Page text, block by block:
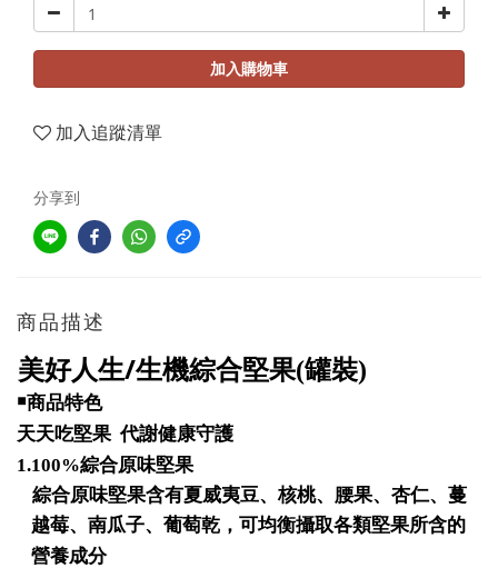
加入購物車
加入追蹤清單
分享到
商品描述
美好人生/生機綜合堅果(罐裝)
￭商品特色
天天吃堅果 代謝健康守護
1.100%綜合原味堅果
綜合原味堅果含有夏威夷豆、核桃、腰果、杏仁、蔓
越莓、南瓜子、葡萄乾，可均衡攝取各類堅果所含的
營養成分